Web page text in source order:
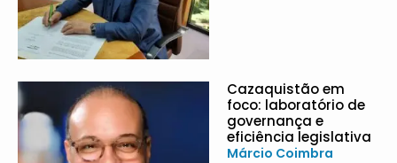
Cazaquistão em
foco: laboratório de
governança e
eficiência legislativa
Márcio Coimbra